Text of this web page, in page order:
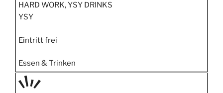
HARD WORK, YSY DRINKS
YSY
Eintritt frei
Essen & Trinken